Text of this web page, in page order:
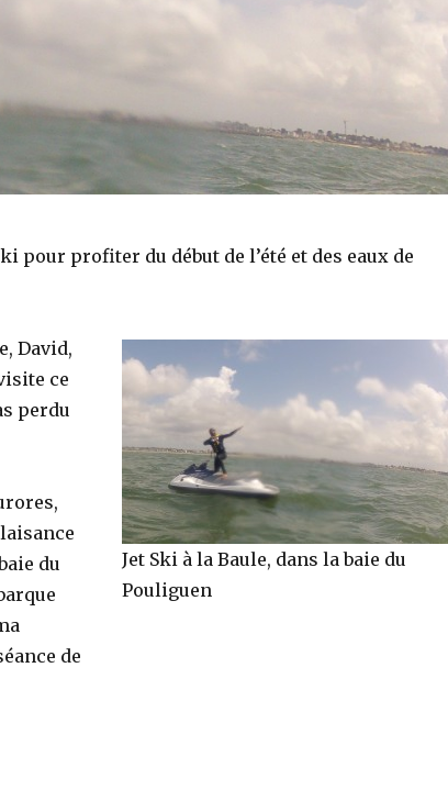
pour profiter du début de l’été et des eaux de
Jet Ski à la Baule, dans la baie du
Pouliguen
David,
ce
perdu
du
de